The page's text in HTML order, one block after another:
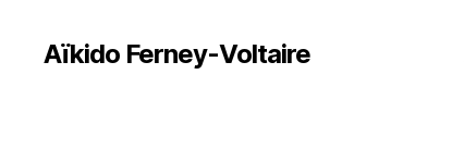
Aïkido Ferney-Voltaire